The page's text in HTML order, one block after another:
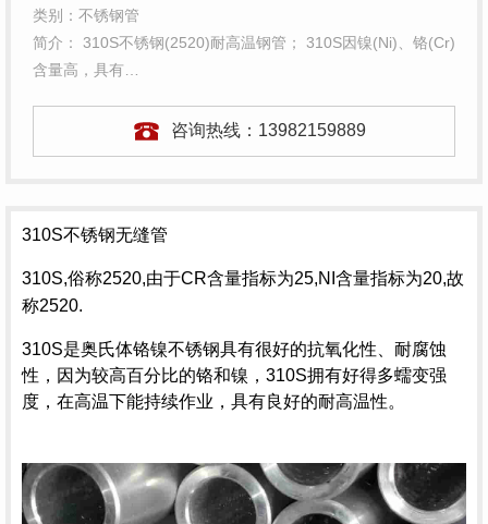
类别：不锈钢管
简介： 310S不锈钢(2520)耐高温钢管； 310S因镍(Ni)、铬(Cr)
含量高，具有…
咨询热线： 13982159889
310S不锈钢无缝管
310S,俗称2520,由于CR含量指标为25,NI含量指标为20,故
称2520.
310S是奥氏体铬镍不锈钢具有很好的抗氧化性、耐腐蚀
性，因为较高百分比的铬和镍，310S拥有好得多蠕变强
度，在高温下能持续作业，具有良好的耐高温性。